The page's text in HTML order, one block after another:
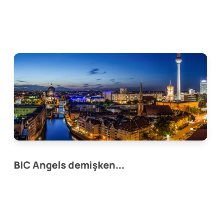
BIC Angels demişken...